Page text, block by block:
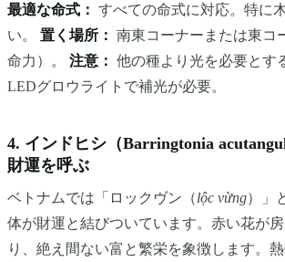
最適な命式： すべての命式に対応。特に
い。 置く場所： 南東コーナーまたは東コ
命力）。 注意： 他の種より光を必要とす
LEDグロウライトで補光が必要。
4. インドヒシ（Barringtonia
財運を呼ぶ
ベトナムでは「ロックヴン（lộc vừng）」
体が財運と結びついています。赤い花が
り、絶え間ない富と繁栄を象徴します。